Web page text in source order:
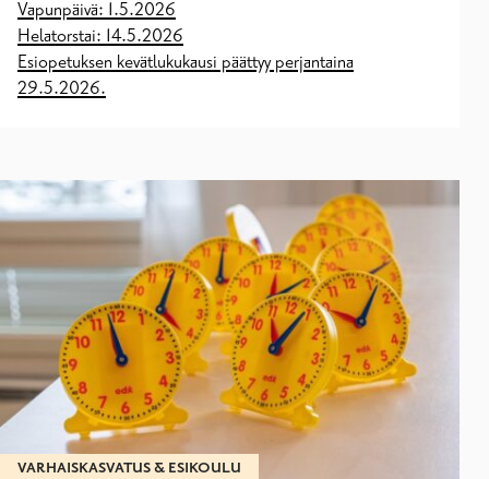
Vapunpäivä: 1.5.2026
Helatorstai: 14.5.2026
Esiopetuksen kevätlukukausi päättyy perjantaina
29.5.2026.
VARHAISKASVATUS & ESIKOULU